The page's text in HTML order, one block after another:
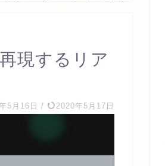
現するリア
5月16日 / 2020年5月17日